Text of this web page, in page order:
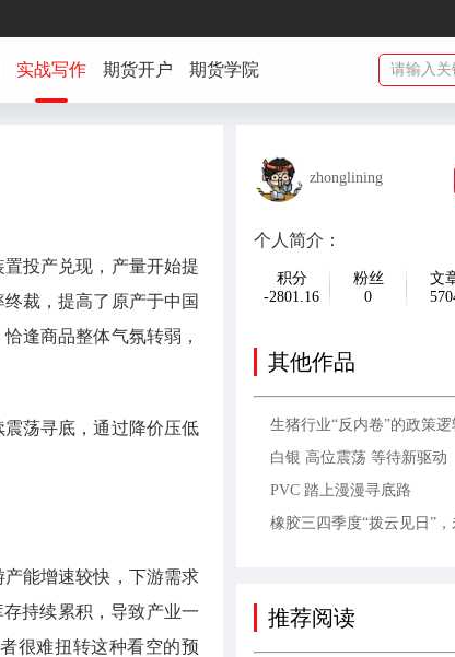
实战写作 期货开户 期货学院
投产兑现，产量开始提
裁，提高了原产于中国
逢商品整体气氛转弱，
荡寻底，通过降价压低
能增速较快，下游需求
持续累积，导致产业一
很难扭转这种看空的预
zhonglining
个人简介：
积分
-2801.16
粉丝
0
文
其他作品
生猪行业“反内卷”的政策
白银 高位震荡 等待新驱动
PVC 踏上漫漫寻底路
橡胶三四季度“拨云见日”，
推荐阅读